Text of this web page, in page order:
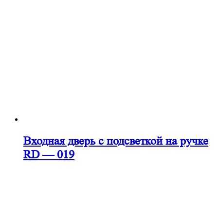
Входная дверь с подсветкой на ручке
RD — 019